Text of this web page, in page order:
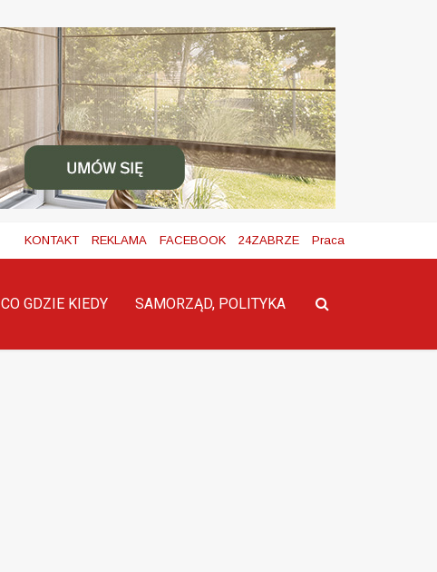
KONTAKT REKLAMA FACEBOOK 24ZABRZE Praca
CO GDZIE KIEDY SAMORZĄD, POLITYKA